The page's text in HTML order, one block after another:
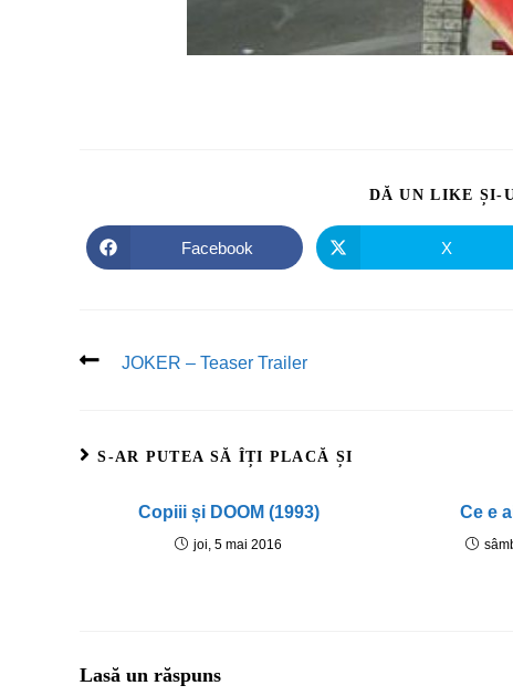
DĂ UN LIKE ȘI-
Facebook X
JOKER – Teaser Trailer
S-AR PUTEA SĂ ÎȚI PLACĂ ȘI
Copiii și DOOM (1993)
joi, 5 mai 2016
Ce e
Lasă un răspuns